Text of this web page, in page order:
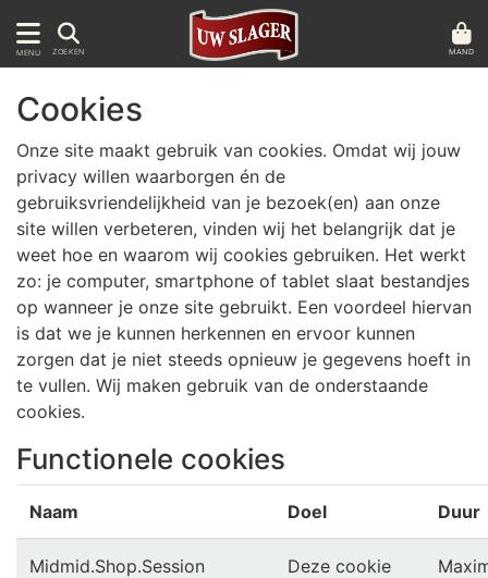
MENU ZOEKEN MAND
Cookies
Onze site maakt gebruik van cookies. Omdat wij jouw
privacy willen waarborgen én de
gebruiksvriendelijkheid van je bezoek(en) aan onze
site willen verbeteren, vinden wij het belangrijk dat je
weet hoe en waarom wij cookies gebruiken. Het werkt
zo: je computer, smartphone of tablet slaat bestandjes
op wanneer je onze site gebruikt. Een voordeel hiervan
is dat we je kunnen herkennen en ervoor kunnen
zorgen dat je niet steeds opnieuw je gegevens hoeft in
te vullen. Wij maken gebruik van de onderstaande
cookies.
Functionele cookies
Naam Doel Duur
Midmid.Shop.Session
Deze cookie